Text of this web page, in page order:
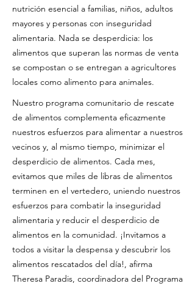
nutrición esencial a familias, niños, adultos
mayores y personas con inseguridad
alimentaria. Nada se desperdicia: los
alimentos que superan las normas de venta
se compostan o se entregan a agricultores
locales como alimento para animales.
Nuestro programa comunitario de rescate
de alimentos complementa eficazmente
nuestros esfuerzos para alimentar a nuestros
vecinos y, al mismo tiempo, minimizar el
desperdicio de alimentos. Cada mes,
evitamos que miles de libras de alimentos
terminen en el vertedero, uniendo nuestros
esfuerzos para combatir la inseguridad
alimentaria y reducir el desperdicio de
alimentos en la comunidad. ¡Invitamos a
todos a visitar la despensa y descubrir los
alimentos rescatados del día!, afirma
Theresa Paradis, coordinadora del Programa